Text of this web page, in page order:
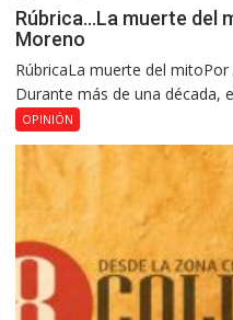
Rúbrica…La muerte del
Moreno
RúbricaLa muerte del
Durante más de una década,
OPINIÓN